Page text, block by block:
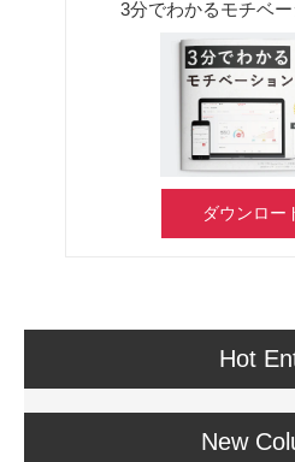
3分でわかるモチベ
ダウンロー
Hot
New